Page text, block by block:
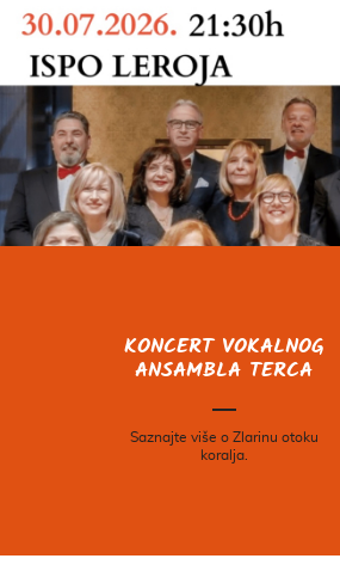
KONCERT VOKALNOG
ANSAMBLA TERCA
Saznajte više o Zlarinu otoku
koralja.